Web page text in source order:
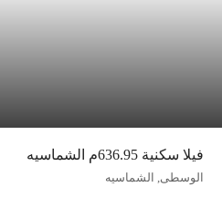
فيلا سكنية 636.95م الشماسيه
الوسطى, الشماسيه